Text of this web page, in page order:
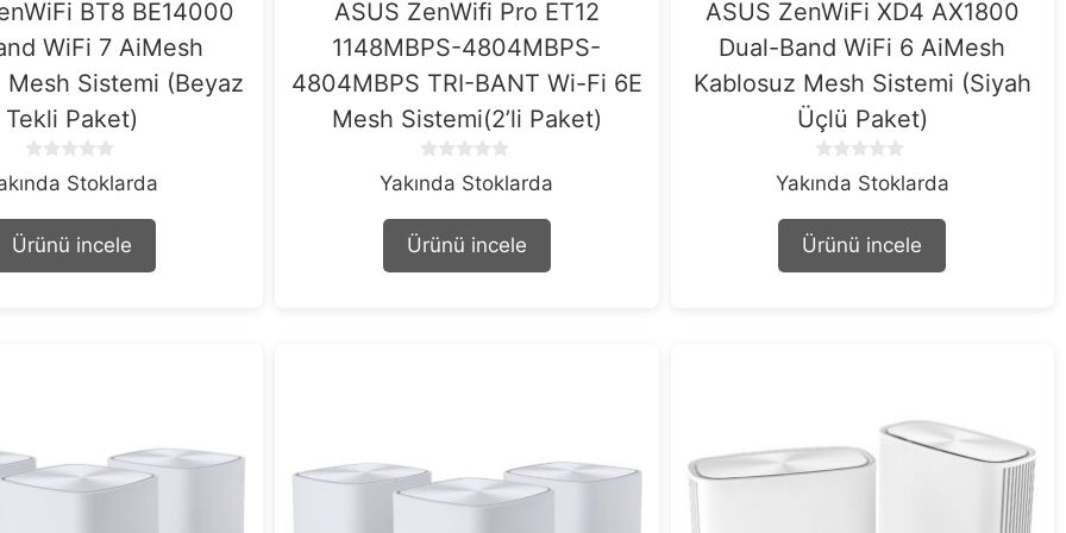
BT8 BE14000
WiFi 7 AiMesh
Mesh Sistemi (Beyaz
Tekli Paket)
o
t
o
f
Stoklarda
Ürünü incele
ASUS ZenWifi Pro ET12
1148MBPS-4804MBPS-
4804MBPS TRI-BANT Wi-Fi 6E
Mesh Sistemi(2’li Paket)
o
o
f
Yakında Stoklarda
Ürünü incele
ASUS ZenWiFi XD4 AX1800
Dual-Band WiFi 6 AiMesh
Kablosuz Mesh Sistemi (Siyah
Üçlü Paket)
o
o
f
Yakında Stoklarda
Ürünü incele